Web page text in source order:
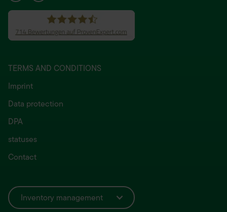
TERMS AND CONDITIONS
Imprint
Data protection
DPA
statuses
Contact
Inventory management